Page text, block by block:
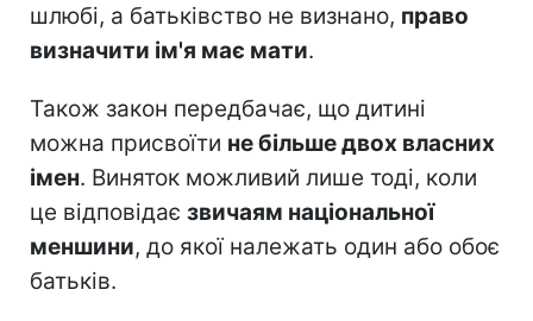
шлюбі, а батьківство не визнано, право
визначити ім'я має мати.
Також закон передбачає, що дитині
можна присвоїти не більше двох власних
імен. Виняток можливий лише тоді, коли
це відповідає звичаям національної
меншини, до якої належать один або обоє
батьків.